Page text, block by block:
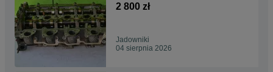
2 800 zł
Jadowniki
04 sierpnia 2026